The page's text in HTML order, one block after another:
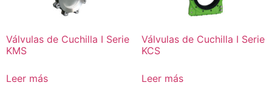
Válvulas de Cuchilla I Serie
KMS
Leer más
Válvulas de Cuchilla I Serie
KCS
Leer más